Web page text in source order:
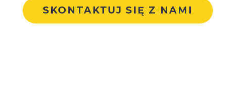
SKONTAKTUJ SIĘ Z NAMI